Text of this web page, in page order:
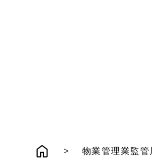
> 物業管理業監